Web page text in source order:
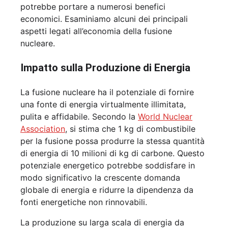
potrebbe portare a numerosi benefici
economici. Esaminiamo alcuni dei principali
aspetti legati all’economia della fusione
nucleare.
Impatto sulla Produzione di Energia
La fusione nucleare ha il potenziale di fornire
una fonte di energia virtualmente illimitata,
pulita e affidabile. Secondo la World Nuclear
Association, si stima che 1 kg di combustibile
per la fusione possa produrre la stessa quantità
di energia di 10 milioni di kg di carbone. Questo
potenziale energetico potrebbe soddisfare in
modo significativo la crescente domanda
globale di energia e ridurre la dipendenza da
fonti energetiche non rinnovabili.
La produzione su larga scala di energia da